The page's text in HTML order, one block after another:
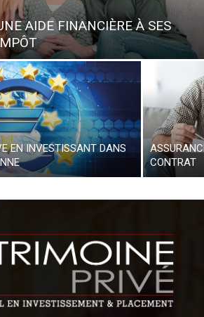
AIDE FINANCIÈRE À SES
EN INVESTISSANT DANS
CONTRAT